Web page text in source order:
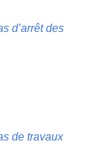
d’arrêt des
de travaux